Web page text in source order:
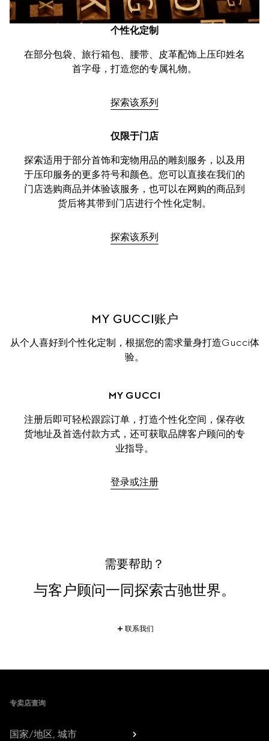
个性化定制
在部分包袋、旅行箱包、腰带、皮革配饰上压印姓名
首字母，打造您的专属礼物。
探索该系列
仅限于门店
探索适用于部分首饰和宠物用品的雕刻服务，以及用
于压印服务的更多符号和颜色。您可以直接在我们的
门店选购商品并体验该服务，也可以在网购的商品到
货后将其带到门店进行个性化定制。
探索该系列
MY GUCCI账户
从个人喜好到个性化定制，根据您的需求量身打造Gucci体
验。
MY GUCCI
注册后即可轻松跟踪订单，打造个性化空间，保存收
货地址及首选付款方式，还可获取品牌客户顾问的专
业指导。
登录或注册
需要帮助？
与客户顾问一同探索古驰世界。
联系我们
专卖店查询
国家/地区, 城市